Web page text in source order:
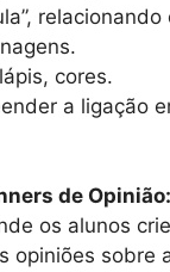
cores.
a ligação
de Opinião:
os alunos
opiniões sobre